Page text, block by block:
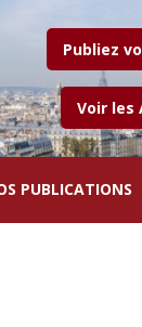
Publiez
Voir les
PUBLICATIONS